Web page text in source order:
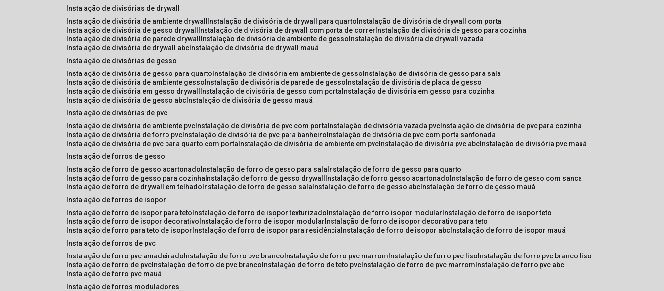
instalação de divisórias de drywall
instalação de divisória de ambiente drywall
instalação de divisória de drywall para quarto instalação de divisória de drywall com porta
instalação de divisória de gesso drywall
instalação de divisória de drywall com porta de correr instalação de divisória de gesso para cozinha
instalação de divisória de parede drywall
instalação de divisória de ambiente de gesso instalação de divisória de drywall vazada
instalação de divisória de drywall abc instalação de divisória de drywall mauá
instalação de divisórias de gesso
instalação de divisória de gesso para quarto instalação de divisória em ambiente de gesso instalação de divisória de gesso para sala
instalação de divisória de ambiente gesso instalação de divisória de parede de gesso instalação de divisória de placa de gesso
instalação de divisória em gesso drywall
instalação de divisória de gesso com porta instalação de divisória em gesso para cozinha
instalação de divisória de gesso abc instalação de divisória de gesso mauá
instalação de divisórias de pvc
instalação de divisória de ambiente pvc instalação de divisória de pvc com porta instalação de divisória vazada pvc instalação de divisória de pvc para cozinha
instalação de divisória de forro pvc instalação de divisória de pvc para banheiro instalação de divisória de pvc com porta sanfonada
instalação de divisória de pvc para quarto com porta instalação de divisória de ambiente em pvc instalação de divisória pvc abc instalação de divisória pvc mauá
instalação de forros de gesso
instalação de forro de gesso acartonado instalação de forro de gesso para sala instalação de forro de gesso para quarto
instalação de forro de gesso para cozinha instalação de forro de gesso drywall instalação de forro gesso acartonado instalação de forro de gesso com sanca
instalação de forro de drywall em telhado instalação de forro de gesso sala instalação de forro de gesso abc instalação de forro de gesso mauá
instalação de forros de isopor
instalação de forro de isopor para teto instalação de forro de isopor texturizado instalação de forro isopor modular instalação de forro de isopor teto
instalação de forro de isopor decorativo instalação de forro de isopor modular instalação de forro de isopor decorativo para teto
instalação de forro para teto de isopor instalação de forro de isopor para residência instalação de forro de isopor abc instalação de forro de isopor mauá
instalação de forros de pvc
instalação de forro pvc amadeirado instalação de forro pvc branco instalação de forro pvc marrom instalação de forro pvc liso instalação de forro pvc branco liso
instalação de forro de pvc instalação de forro de pvc branco instalação de forro de teto pvc instalação de forro de pvc marrom instalação de forro pvc abc
instalação de forro pvc mauá
instalação de forros moduladores